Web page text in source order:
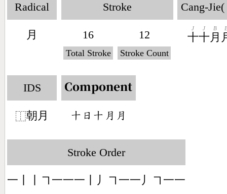
Radical
月
Stroke
16
Total Stroke
12
Stroke Count
Cang-Jie(
十
J
十
J
月
B
IDS
⿰朝月
Component
󶀓󶃐󶀓󶃭󶃭
Stroke Order
一丨丨㇕一一一丨丿㇕一一丿㇕一一